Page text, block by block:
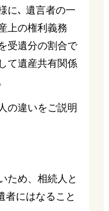
に､ 遺言者の一
上の権利義務
受遺分の割合で
て遺産共有関係
の違いをご説明
ため、相続人と
者にはなること